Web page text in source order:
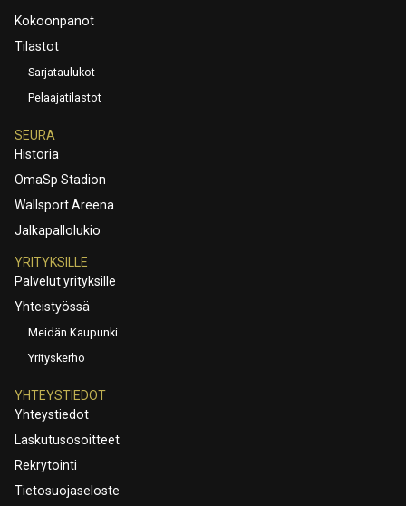
Kokoonpanot
Tilastot
Sarjataulukot
Pelaajatilastot
SEURA
Historia
OmaSp Stadion
Wallsport Areena
Jalkapallolukio
YRITYKSILLE
Palvelut yrityksille
Yhteistyössä
Meidän Kaupunki
Yrityskerho
YHTEYSTIEDOT
Yhteystiedot
Laskutusosoitteet
Rekrytointi
Tietosuojaseloste